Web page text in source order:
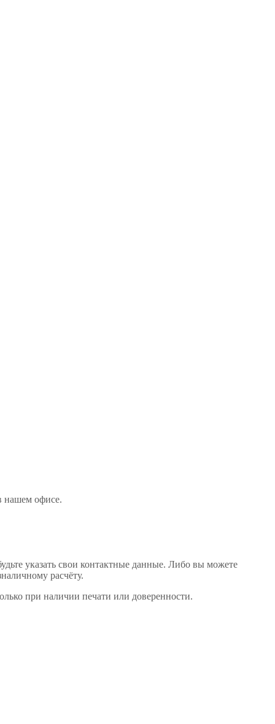
нашем офисе.
указать свои контактные данные. Либо вы можете
расчёту.
при наличии печати или доверенности.